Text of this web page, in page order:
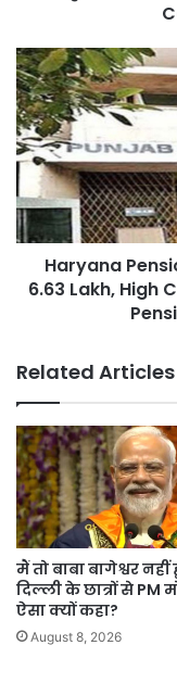
खत्म
करने
के
लिए
ऐतिहासिक
Campaign
Launch
Haryana
Pensioner
के
Account
से
Bank
ने
काटे
6.63
Lakh,
High
Written
Consent
Pension
से
कटौती
नहीं
होगी
Haryana
6.63 Lakh, High
Related Articles
मैं तो बाबा बागेश्वर नहीं
दिल्ली के छात्रों से PM
ऐसा क्यों कहा?
August 8, 2026